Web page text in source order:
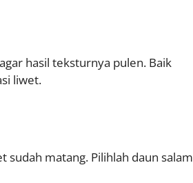
hasil teksturnya pulen. Baik
liwet.
sudah matang. Pilihlah daun salam